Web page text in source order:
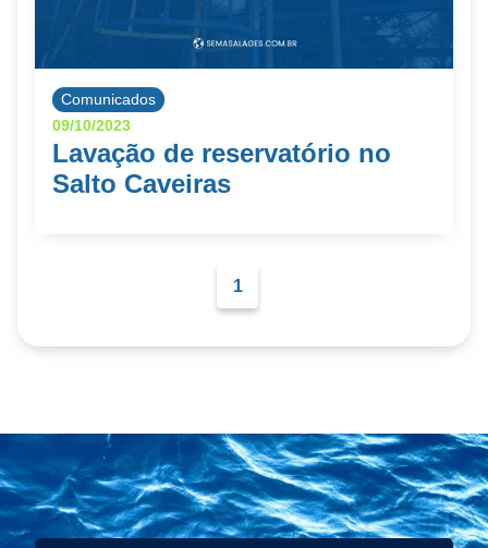
Comunicados
09/10/2023
Lavação de reservatório no
Salto Caveiras
1